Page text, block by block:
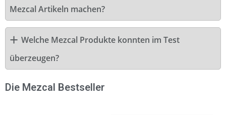
Mezcal Artikeln machen?
Welche Mezcal Produkte konnten im Test
überzeugen?
Die Mezcal Bestseller